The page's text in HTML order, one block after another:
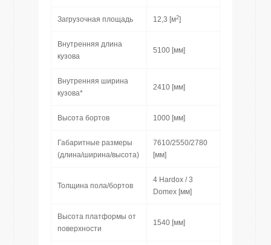
Загрузочная площадь 12,3 [м2]
Внутренняя длина
кузова
5100 [мм]
Внутренняя ширина
кузова*
2410 [мм]
Высота бортов 1000 [мм]
Габаритные размеры
(длина/ширина/высота)
7610/2550/2780
[мм]
Толщина пола/бортов
4 Hardox / 3
Domex [мм]
Высота платформы от
поверхности
1540 [мм]